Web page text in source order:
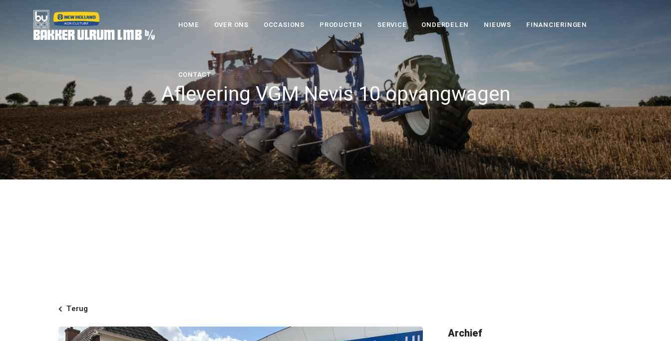
HOME OVER ONS OCCASIONS PRODUCTEN SERVICE ONDERDELEN NIEUWS FINANCIERINGEN
CONTACT
Aflevering VGM Nevis 10 opvangwagen
Terug
Archief